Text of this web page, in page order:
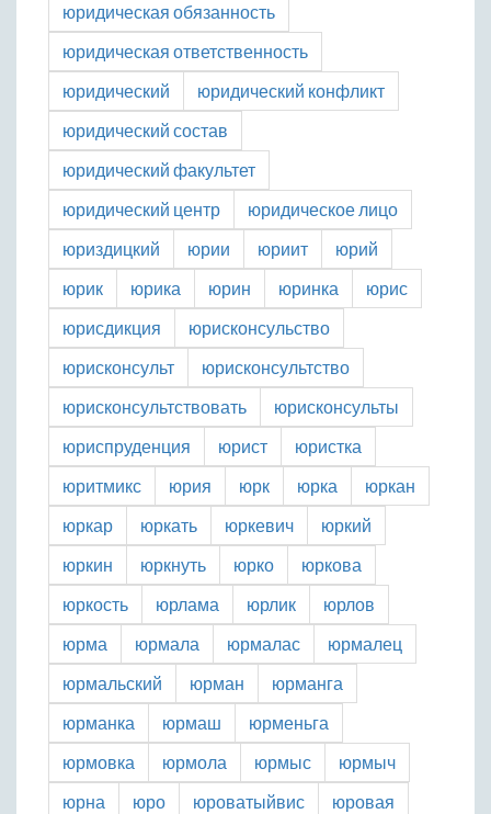
юридическая обязанность
юридическая ответственность
юридический
юридический конфликт
юридический состав
юридический факультет
юридический центр
юридическое лицо
юриздицкий
юрии юриит
юрий
юрик
юрика юрин юринка
юрис
юрисдикция
юрисконсульство
юрисконсульт
юрисконсультство
юрисконсультствовать
юрисконсульты
юриспруденция
юрист
юристка
юритмикс
юрия юрк юрка
юркан
юркар
юркать юркевич
юркий
юркин
юркнуть юрко
юркова
юркость
юрлама юрлик
юрлов
юрма
юрмала юрмалас
юрмалец
юрмальский
юрман
юрманга
юрманка
юрмаш
юрменьга
юрмовка
юрмола юрмыс
юрмыч
юрна
юро юроватыйвис
юровая